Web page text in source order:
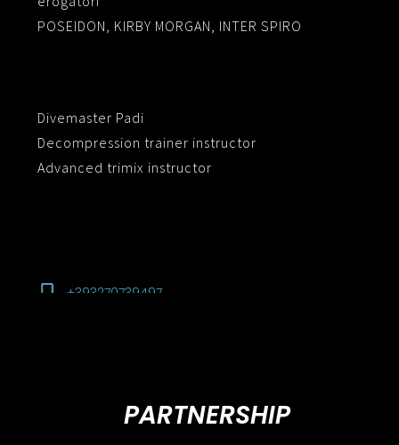
POSEIDON, KIRBY MORGAN, INTER SPIRO
Divemaster Padi
Decompression trainer instructor
Advanced trimix instructor
+393270739497
PARTNERSHIP